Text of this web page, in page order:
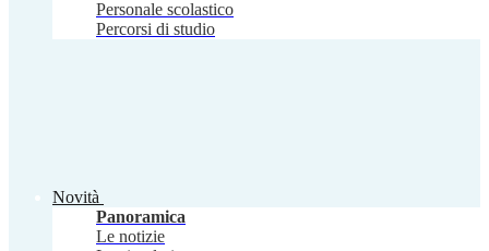
Personale scolastico
Percorsi di studio
Novità
Panoramica
Le notizie